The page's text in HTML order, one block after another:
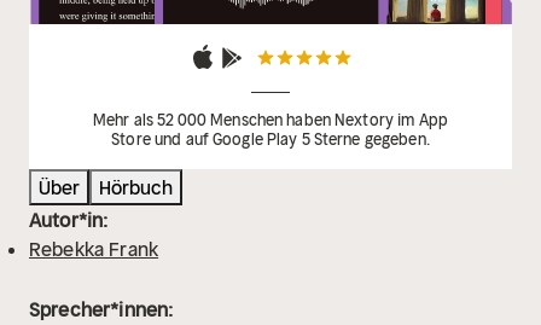
Mehr als 52 000 Menschen haben Nextory im App
Store und auf Google Play 5 Sterne gegeben.
Über
Hörbuch
Autor*in:
Rebekka Frank
Sprecher*innen: